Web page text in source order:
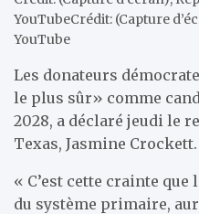
YouTubeCrédit: (Capture
YouTube
Les donateurs
le plus sûr» comme
2028, a déclaré jeudi le
Texas, Jasmine Crockett.
« C’est cette crainte
du système primaire,